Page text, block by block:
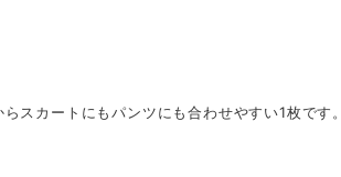
スカートにもパンツにも合わせやすい1枚です。